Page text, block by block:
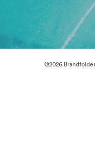
©2026